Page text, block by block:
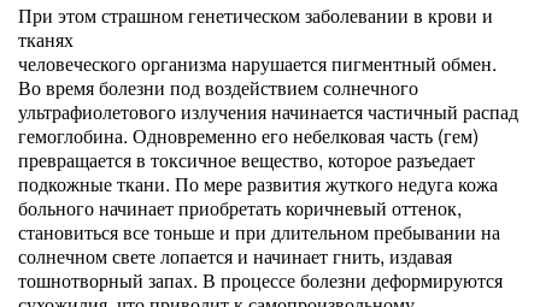
При этом страшном генетическом заболевании в крови и
тканях
человеческого организма нарушается пигментный обмен.
Во время болезни под воздействием солнечного
ультрафиолетового излучения начинается частичный распад
гемоглобина. Одновременно его небелковая часть (гем)
превращается в токсичное вещество, которое разъедает
подкожные ткани. По мере развития жуткого недуга кожа
больного начинает приобретать коричневый оттенок,
становиться все тоньше и при длительном пребывании на
солнечном свете лопается и начинает гнить, издавая
тошнотворный запах. В процессе болезни деформируются